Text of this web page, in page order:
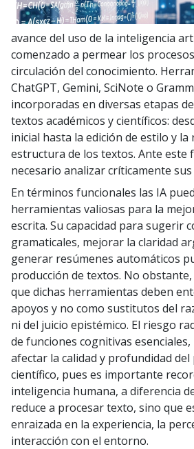
avance del uso de la inteligencia
comenzado a permear los
circulación del conocimiento.
ChatGPT, Gemini, SciNote o
incorporadas en diversas etapas
textos académicos y científicos:
inicial hasta la edición de estilo y la
estructura de los textos. Ante este
necesario analizar críticamente
En términos funcionales las IA
herramientas valiosas para la
escrita. Su capacidad para sugerir
gramaticales, mejorar la claridad
generar resúmenes automáticos
producción de textos. No
que dichas herramientas deben
apoyos y no como sustitutos del
ni del juicio epistémico. El riesgo
de funciones cognitivas esenciales,
afectar la calidad y profundidad
científico, pues es importante
inteligencia humana, a diferencia
reduce a procesar texto, sino que
enraizada en la experiencia, la
interacción con el entorno.